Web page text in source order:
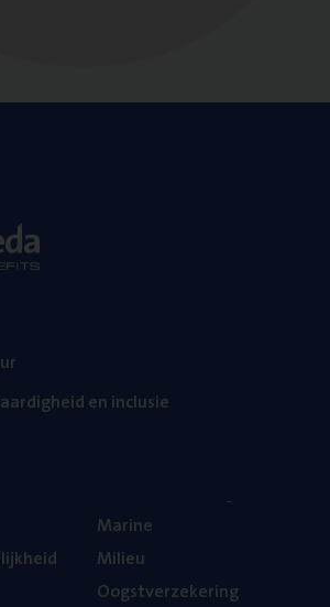
en inclusie
Mari­ne
Mili­eu
Oogst­ver­ze­ke­ring